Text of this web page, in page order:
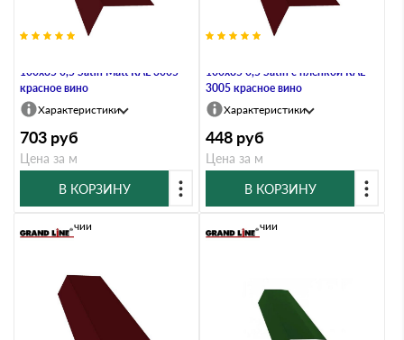
100х85 0,5 Satin Мatt RAL 3005
красное вино
Характеристики
703 руб
Цена за м
В КОРЗИНУ
100х85 0,5 Satin с пленкой RAL
3005 красное вино
Характеристики
448 руб
Цена за м
В КОРЗИНУ
В наличии В наличии